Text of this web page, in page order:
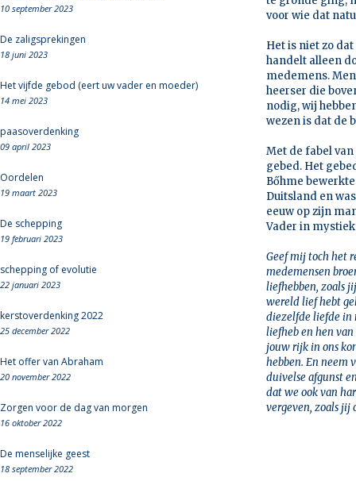
10 september 2023
De zaligsprekingen
18 juni 2023
Het vijfde gebod (eert uw vader en moeder)
14 mei 2023
paasoverdenking
09 april 2023
Oordelen
19 maart 2023
De schepping
19 februari 2023
schepping of evolutie
22 januari 2023
kerstoverdenking 2022
25 december 2022
Het offer van Abraham
20 november 2022
Zorgen voor de dag van morgen
16 oktober 2022
De menselijke geest
18 september 2022
voor wie dat
Het is niet zo
handelt alleen
medemens.
heerser die
nodig, wij
wezen is dat de
Met de fabel
gebed. Het
Bőhme
Duitsland en
eeuw op zijn
Vader in
Geef mij toch het
medemensen
liefhebben, zoals
wereld lief hebt
diezelfde liefde in
liefheb en hen
jouw rijk in ons
hebben. En neem
duivelse afgunst
dat we ook van
vergeven, zoals jij